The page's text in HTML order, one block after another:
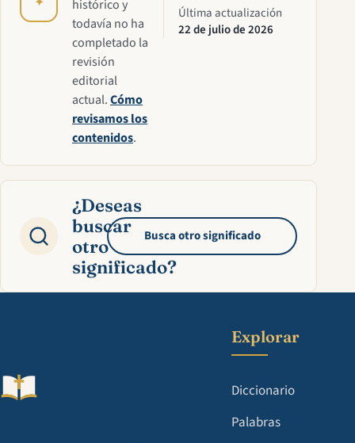
histórico y
todavía no ha
completado la
revisión
editorial
actual.Cómo
revisamos los
contenidos.
Última actualización
22 de julio de 2026
¿Deseas
buscar
otro
significado?
Busca otro significado
Explorar
Diccionario
Palabras